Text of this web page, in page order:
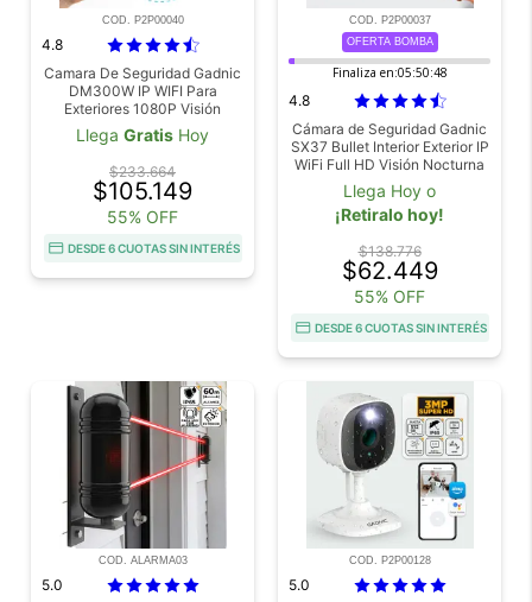
COD. P2P00040
4.8
Camara De Seguridad Gadnic
DM300W IP WIFI Para
Exteriores 1080P Visión
Nocturna
Llega Gratis Hoy
$233.664
$105.149
55% OFF
DESDE 6 CUOTAS SIN INTERÉS
COD. P2P00037
OFERTA BOMBA
Finaliza en:05:50:46
4.8
Cámara de Seguridad Gadnic
SX37 Bullet Interior Exterior IP
WiFi Full HD Visión Nocturna
Llega Hoy o
¡Retiralo hoy!
$138.776
$62.449
55% OFF
DESDE 6 CUOTAS SIN INTERÉS
COD. ALARMA03
5.0
COD. P2P00128
5.0